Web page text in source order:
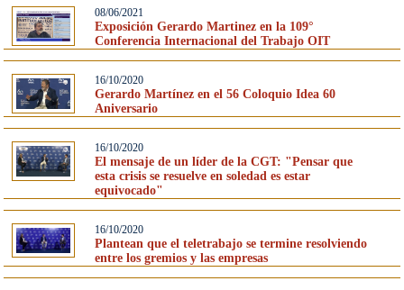
08/06/2021
Exposición Gerardo Martinez en la 109°
Conferencia Internacional del Trabajo OIT
16/10/2020
Gerardo Martínez en el 56 Coloquio Idea 60
Aniversario
16/10/2020
El mensaje de un líder de la CGT: "Pensar que
esta crisis se resuelve en soledad es estar
equivocado"
16/10/2020
Plantean que el teletrabajo se termine resolviendo
entre los gremios y las empresas